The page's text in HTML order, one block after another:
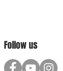
Follow us